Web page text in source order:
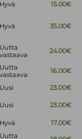
Hyvä
15.00€
Hyvä 35.00€
Uutta
vastaava
24.00€
Uutta
vastaava
16.00€
Uusi
23.00€
Uusi 23.00€
Hyvä 17.00€
Uutta